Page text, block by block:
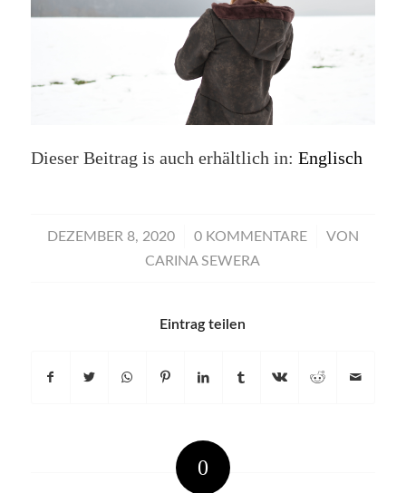
Dieser Beitrag is auch erhältlich in: Englisch
DEZEMBER 8, 2020
/ 0 KOMMENTARE
/
VON
CARINA SEWERA
Eintrag teilen
0